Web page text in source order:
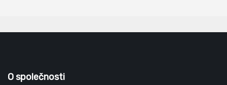
O společnosti